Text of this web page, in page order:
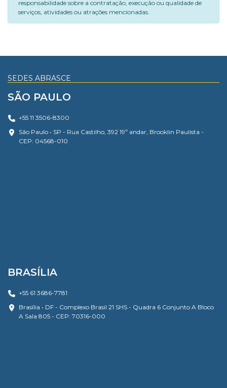
responsabilidade sobre a contratação, execução ou qualidade de
serviços, atividades ou atrações mencionadas.
SEDES ABRASCE
SÃO PAULO
+55 11 3506-8300
São Paulo • SP - Rua Castilho, 392 19º andar, Brooklin Paulista -
CEP: 04568-010
BRASÍLIA
+55 61 3686-7781
Brasília • DF - Complexo Brasil 21 SHS - Quadra 6 Conjunto A Bloco
A Sala 805 - CEP: 70316-000